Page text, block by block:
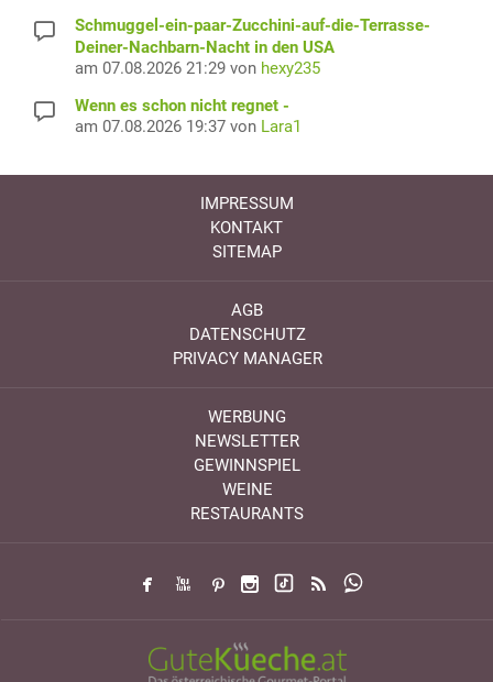
Schmuggel-ein-paar-Zucchini-auf-die-Terrasse-
Deiner-Nachbarn-Nacht in den USA
am 07.08.2026 21:29 von hexy235
Wenn es schon nicht regnet -
am 07.08.2026 19:37 von Lara1
IMPRESSUM
KONTAKT
SITEMAP
AGB
DATENSCHUTZ
PRIVACY MANAGER
WERBUNG
NEWSLETTER
GEWINNSPIEL
WEINE
RESTAURANTS